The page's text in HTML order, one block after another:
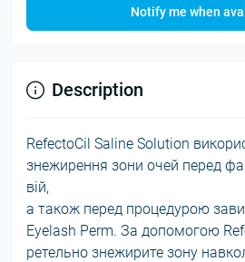
Notify me when
Description
RefectoCil Saline Solution
знежирення зони очей перед
вій,
а також перед процедурою
Eyelash Perm. За допомогою
ретельно знежирите зону